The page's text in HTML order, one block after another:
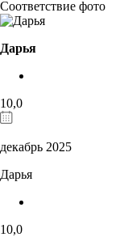
Соответствие фото
Дарья
10,0
декабрь 2025
Дарья
10,0